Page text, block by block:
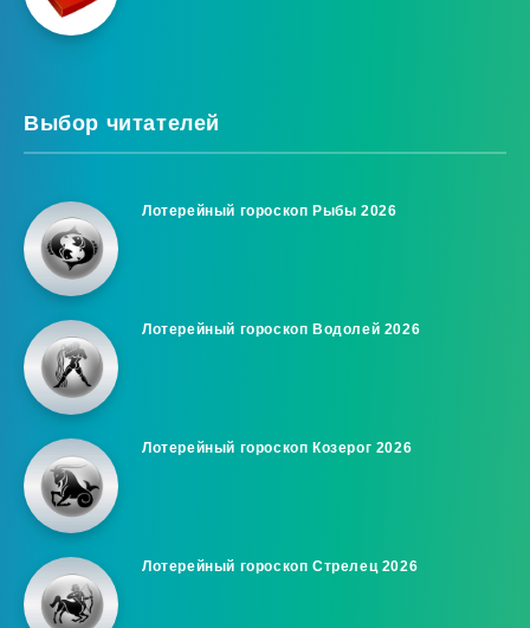
Выбор читателей
Лотерейный гороскоп Рыбы 2026
Лотерейный гороскоп Водолей 2026
Лотерейный гороскоп Козерог 2026
Лотерейный гороскоп Стрелец 2026